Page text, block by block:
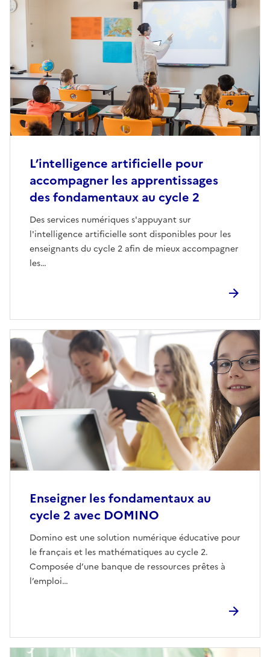
L’intelligence artificielle pour
accompagner les apprentissages
des fondamentaux au cycle 2
Des services numériques s'appuyant sur
l'intelligence artificielle sont disponibles pour les
enseignants du cycle 2 afin de mieux accompagner
les…
Enseigner les fondamentaux au
cycle 2 avec DOMINO
Domino est une solution numérique éducative pour
le français et les mathématiques au cycle 2.
Composée d’une banque de ressources prêtes à
l’emploi…